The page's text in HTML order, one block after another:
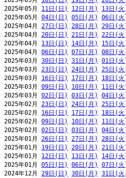
2025年05月 11日(日) 12日(月) 13日(火
2025年05月 04日(日) 05日(月) 06日(火
2025年04月 27日(日) 28日(月) 29日(火
2025年04月 20日(日) 21日(月) 22日(火
2025年04月 13日(日) 14日(月) 15日(火
2025年04月 06日(日) 07日(月) 08日(火
2025年03月 30日(日) 31日(月) 01日(火
2025年03月 23日(日) 24日(月) 25日(火
2025年03月 16日(日) 17日(月) 18日(火
2025年03月 09日(日) 10日(月) 11日(火
2025年03月 02日(日) 03日(月) 04日(火
2025年02月 23日(日) 24日(月) 25日(火
2025年02月 16日(日) 17日(月) 18日(火
2025年02月 09日(日) 10日(月) 11日(火
2025年02月 02日(日) 03日(月) 04日(火
2025年01月 26日(日) 27日(月) 28日(火
2025年01月 19日(日) 20日(月) 21日(火
2025年01月 12日(日) 13日(月) 14日(火
2025年01月 05日(日) 06日(月) 07日(火
2024年12月 29日(日) 30日(月) 31日(火